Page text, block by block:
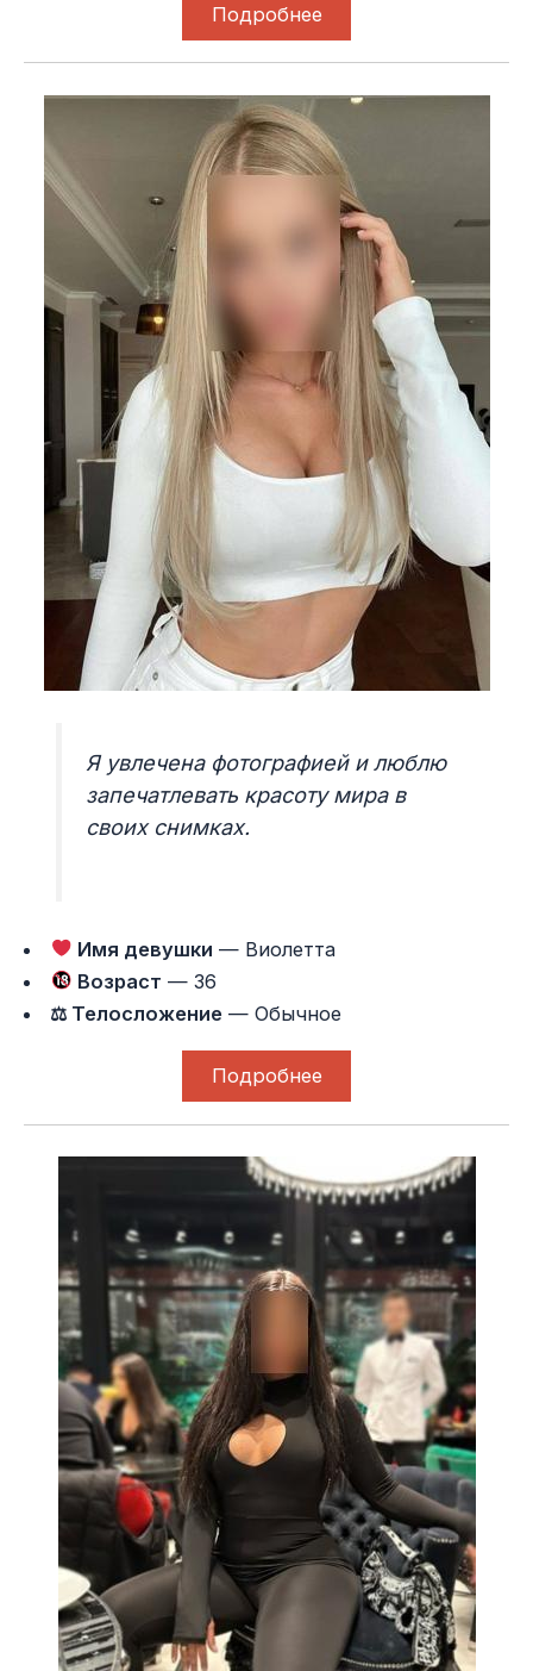
Подробнее
Я увлечена фотографией и люблю
запечатлевать красоту мира в
своих снимках.
Имя девушки — Виолетта
Возраст — 36
⚖ Телосложение — Обычное
Подробнее